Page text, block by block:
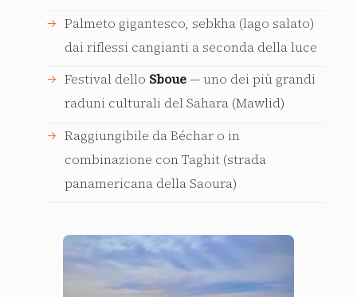
Palmeto gigantesco, sebkha (lago salato)
dai riflessi cangianti a seconda della luce
Festival dello Sboue— uno dei più grandi
raduni culturali del Sahara (Mawlid)
Raggiungibile da Béchar o in
combinazione con Taghit (strada
panamericana della Saoura)